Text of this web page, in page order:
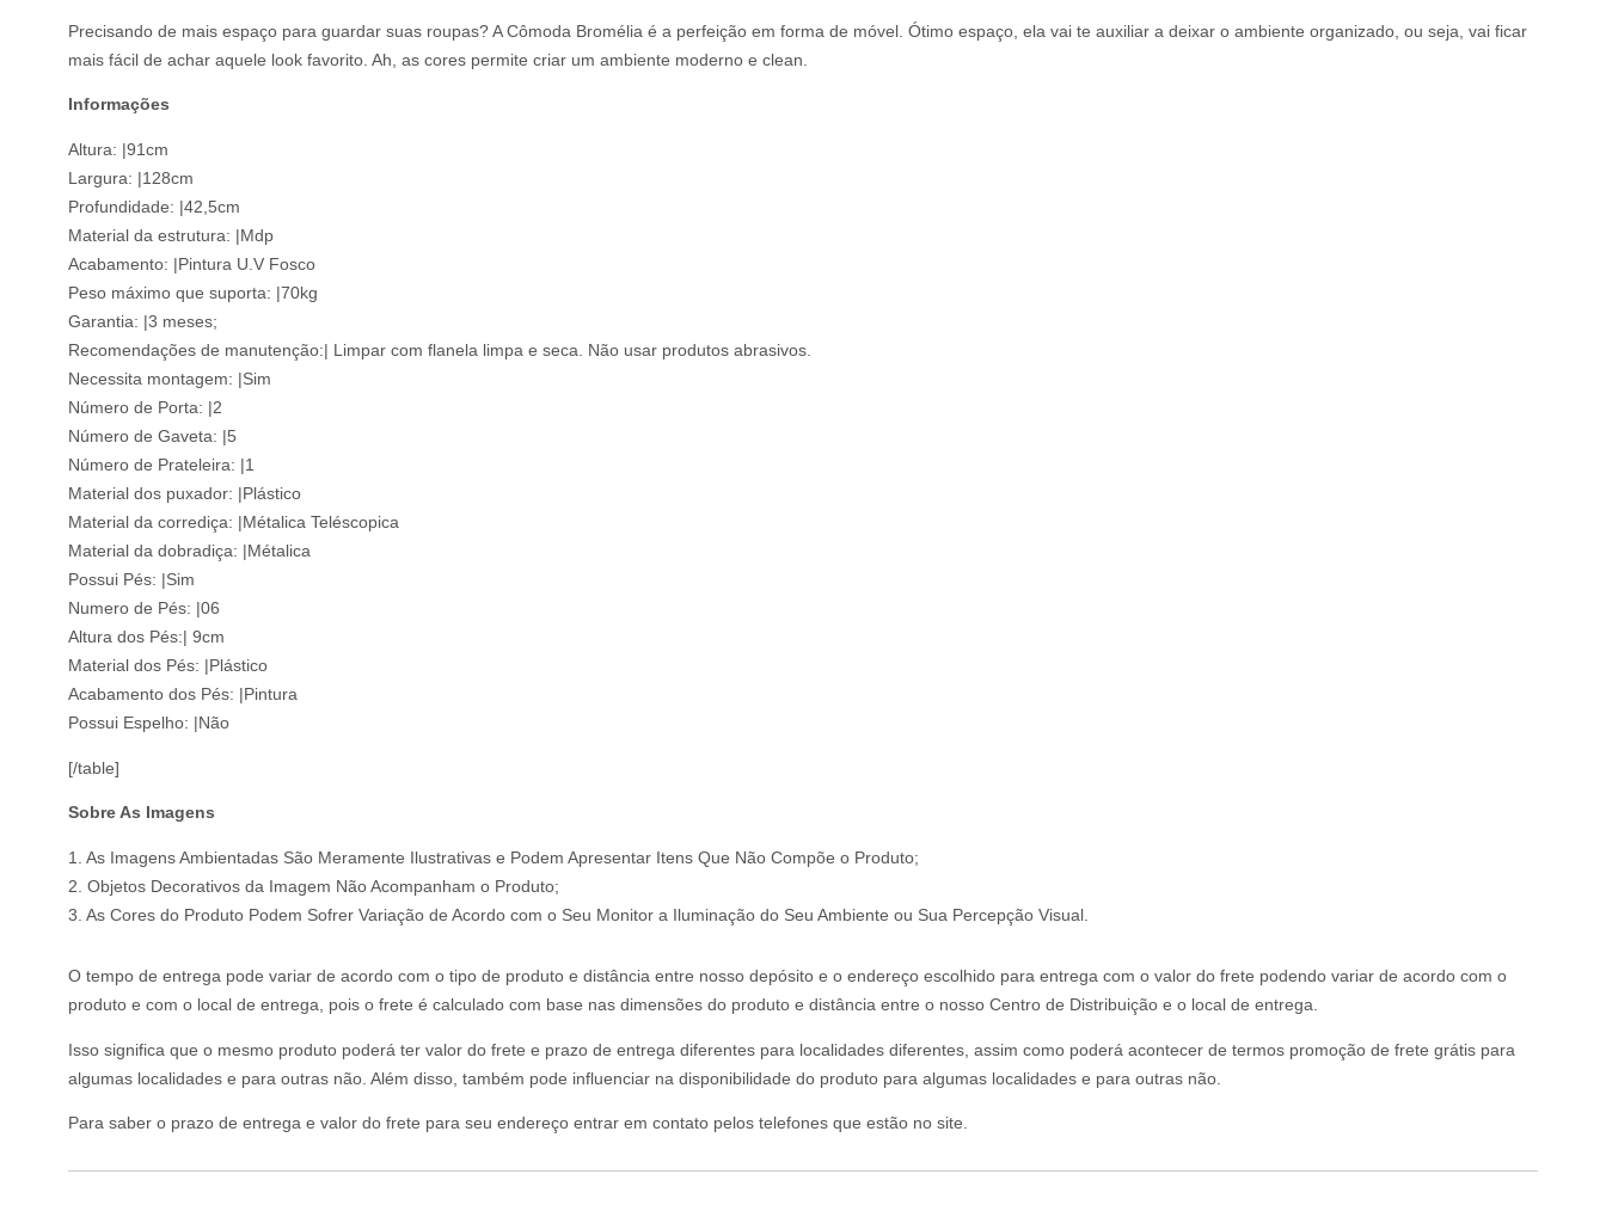
Precisando de mais espaço para guardar suas roupas? A Cômoda Bromélia é a perfeição em forma de móvel. Ótimo espaço, ela vai te auxiliar a deixar o ambiente organizado, ou seja, vai ficar
mais fácil de achar aquele look favorito. Ah, as cores permite criar um ambiente moderno e clean.
Informações
Altura: |91cm
Largura: |128cm
Profundidade: |42,5cm
Material da estrutura: |Mdp
Acabamento: |Pintura U.V Fosco
Peso máximo que suporta: |70kg
Garantia: |3 meses;
Recomendações de manutenção:| Limpar com flanela limpa e seca. Não usar produtos abrasivos.
Necessita montagem: |Sim
Número de Porta: |2
Número de Gaveta: |5
Número de Prateleira: |1
Material dos puxador: |Plástico
Material da corrediça: |Métalica Teléscopica
Material da dobradiça: |Métalica
Possui Pés: |Sim
Numero de Pés: |06
Altura dos Pés:| 9cm
Material dos Pés: |Plástico
Acabamento dos Pés: |Pintura
Possui Espelho: |Não
[/table]
Sobre As Imagens
1. As Imagens Ambientadas São Meramente Ilustrativas e Podem Apresentar Itens Que Não Compõe o Produto;
2. Objetos Decorativos da Imagem Não Acompanham o Produto;
3. As Cores do Produto Podem Sofrer Variação de Acordo com o Seu Monitor a Iluminação do Seu Ambiente ou Sua Percepção Visual.
O tempo de entrega pode variar de acordo com o tipo de produto e distância entre nosso depósito e o endereço escolhido para entrega com o valor do frete podendo variar de acordo com o
produto e com o local de entrega, pois o frete é calculado com base nas dimensões do produto e distância entre o nosso Centro de Distribuição e o local de entrega.
Isso significa que o mesmo produto poderá ter valor do frete e prazo de entrega diferentes para localidades diferentes, assim como poderá acontecer de termos promoção de frete grátis para
algumas localidades e para outras não. Além disso, também pode influenciar na disponibilidade do produto para algumas localidades e para outras não.
Para saber o prazo de entrega e valor do frete para seu endereço entrar em contato pelos telefones que estão no site.